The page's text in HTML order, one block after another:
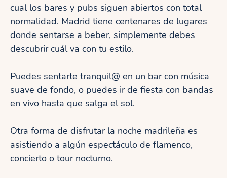
cual los bares y pubs siguen abiertos con total
normalidad. Madrid tiene centenares de lugares
donde sentarse a beber, simplemente debes
descubrir cuál va con tu estilo.
Puedes sentarte tranquil@ en un bar con música
suave de fondo, o puedes ir de fiesta con bandas
en vivo hasta que salga el sol.
Otra forma de disfrutar la noche madrileña es
asistiendo a algún espectáculo de flamenco,
concierto o tour nocturno.